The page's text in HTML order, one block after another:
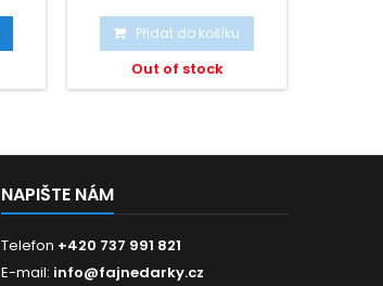
Přidat do košíku
Out of stock
NAPIŠTE NÁM
Telefon +420 737 991 821
E-mail: info@fajnedarky.cz